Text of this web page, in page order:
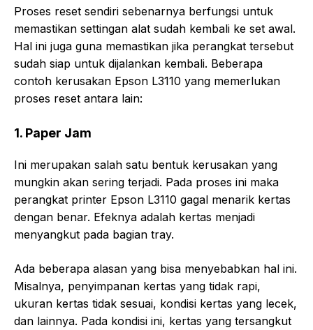
Proses reset sendiri sebenarnya berfungsi untuk
memastikan settingan alat sudah kembali ke set awal.
Hal ini juga guna memastikan jika perangkat tersebut
sudah siap untuk dijalankan kembali. Beberapa
contoh kerusakan Epson L3110 yang memerlukan
proses reset antara lain:
1. Paper Jam
Ini merupakan salah satu bentuk kerusakan yang
mungkin akan sering terjadi. Pada proses ini maka
perangkat printer Epson L3110 gagal menarik kertas
dengan benar. Efeknya adalah kertas menjadi
menyangkut pada bagian tray.
Ada beberapa alasan yang bisa menyebabkan hal ini.
Misalnya, penyimpanan kertas yang tidak rapi,
ukuran kertas tidak sesuai, kondisi kertas yang lecek,
dan lainnya. Pada kondisi ini, kertas yang tersangkut